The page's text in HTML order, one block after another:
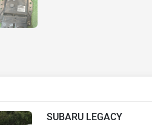
SUBARU LEGACY